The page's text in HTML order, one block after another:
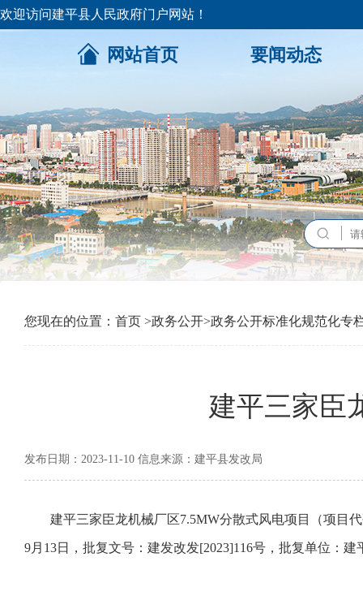
欢迎访问建平县人民政府门户网站！
网站首页 要闻动态
您现在的位置： 首页 >政务公开>政务公开标准化规范化专
建平三家臣
发布日期：2023-11-10 信息来源：建平县发改局
建平三家臣龙机械厂区7.5MW分散式风电项目（项目
9月13日，批复文号：建发改发[2023]116号，批复单位：建